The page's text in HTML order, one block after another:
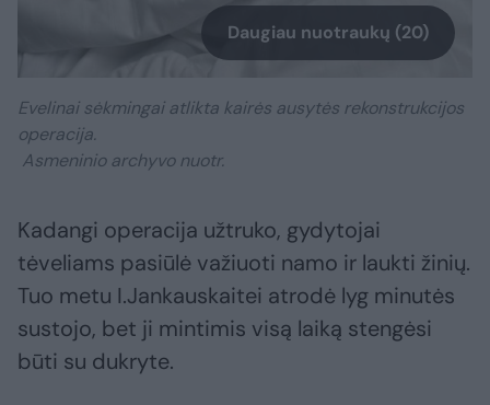
Daugiau nuotraukų (20)
Evelinai sėkmingai atlikta kairės ausytės rekonstrukcijos
operacija.
Asmeninio archyvo nuotr.
Kadangi operacija užtruko, gydytojai
tėveliams pasiūlė važiuoti namo ir laukti žinių.
Tuo metu I.Jankauskaitei atrodė lyg minutės
sustojo, bet ji mintimis visą laiką stengėsi
būti su dukryte.